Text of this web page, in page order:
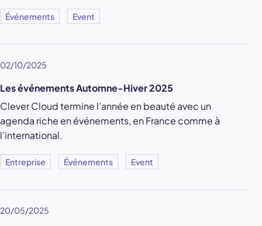
Événements Event
02/10/2025
Les événements Automne-Hiver 2025
Clever Cloud termine l’année en beauté avec un
agenda riche en événements, en France comme à
l’international.
Entreprise Événements Event
20/05/2025